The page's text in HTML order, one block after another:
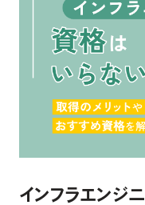
インフラエンジ